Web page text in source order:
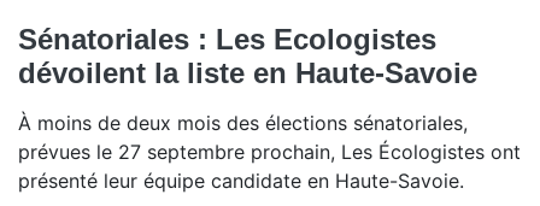
Sénatoriales : Les Ecologistes
dévoilent la liste en Haute-Savoie
À moins de deux mois des élections sénatoriales,
prévues le 27 septembre prochain, Les Écologistes ont
présenté leur équipe candidate en Haute-Savoie.